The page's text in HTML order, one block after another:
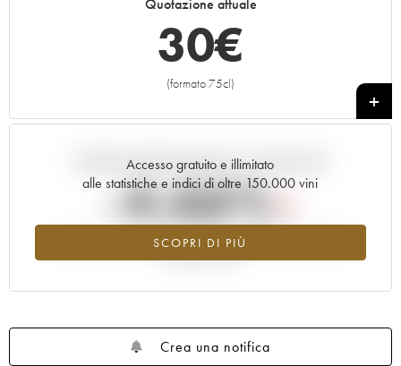
Quotazione attuale
30€
(formato 75cl)
+
Accesso gratuito e illimitato
alle statistiche e indici di oltre 150.000 vini
SCOPRI DI PIÙ
Andamento della quotazione in tempo reale
-4.66%
Tendenza al ribasso per il valore dell'annata 2020 nel 2026
Crea una notifica